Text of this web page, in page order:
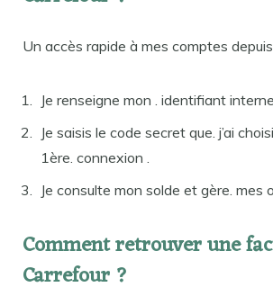
Un accès rapide à mes comptes depuis
Je renseigne mon . identifiant
Je saisis le code secret que. j’ai
1ère. connexion .
Je consulte mon solde et gère. mes
Comment retrouver une
Carrefour ?